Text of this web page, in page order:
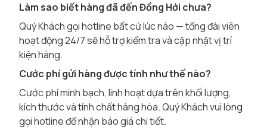
Làm sao biết hàng đã đến Đồng Hới chưa?
Quý Khách gọi hotline bất cứ lúc nào — tổng đài viên
hoạt động 24/7 sẽ hỗ trợ kiểm tra và cập nhật vị trí
kiện hàng.
Cước phí gửi hàng được tính như thế nào?
Cước phí minh bạch, linh hoạt dựa trên khối lượng,
kích thước và tính chất hàng hóa. Quý Khách vui lòng
gọi hotline để nhận báo giá chi tiết.